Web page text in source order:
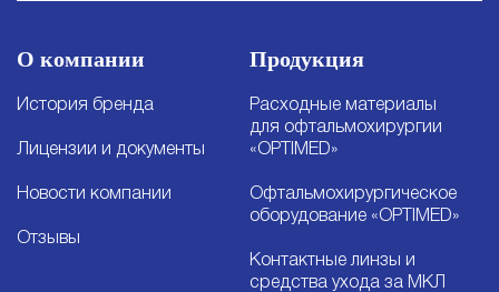
О компании
История бренда
Лицензии и документы
Новости компании
Отзывы
Продукция
Расходные материалы
для офтальмохирургии
«OPTIMED»
Офтальмохирургическое
оборудование «OPTIMED»
Контактные линзы и
средства ухода за МКЛ